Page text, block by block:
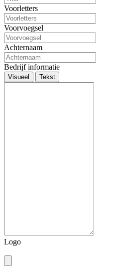
Voorletters
Voorvoegsel
Achternaam
Bedrijf informatie
Visueel Tekst
Logo